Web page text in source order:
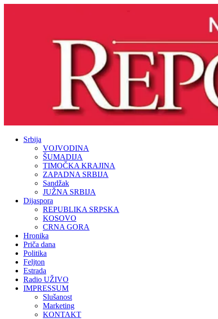
Srbija
VOJVODINA
ŠUMADIJA
TIMOČKA KRAJINA
ZAPADNA SRBIJA
Sandžak
JUŽNA SRBIJA
Dijaspora
REPUBLIKA SRPSKA
KOSOVO
CRNA GORA
Hronika
Priča dana
Politika
Feljton
Estrada
Radio UŽIVO
IMPRESSUM
Slušanost
Marketing
KONTAKT